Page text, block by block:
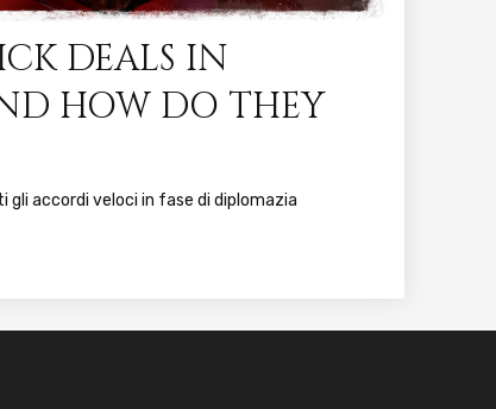
DEALS IN
HOW DO THEY
gli accordi veloci in fase di diplomazia